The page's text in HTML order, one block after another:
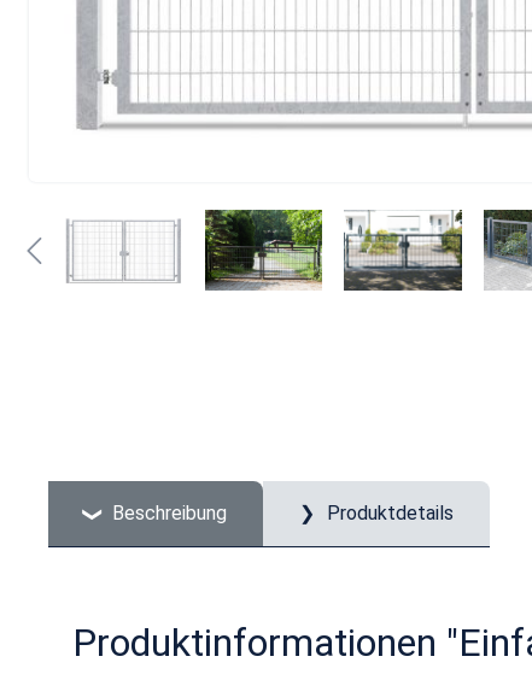
Beschreibung Produktdetails
Produktinformationen